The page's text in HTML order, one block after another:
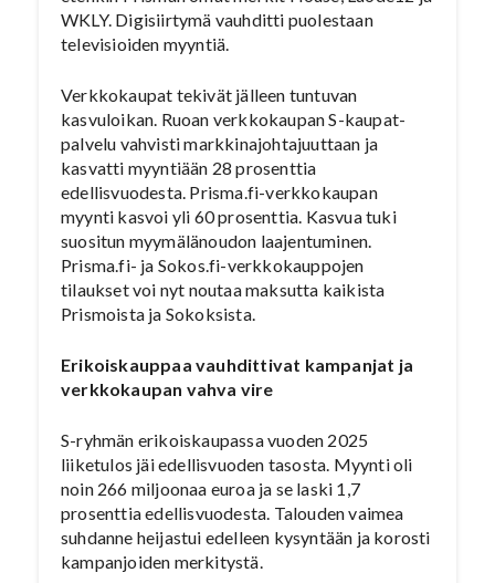
WKLY. Digisiirtymä vauhditti puolestaan
televisioiden myyntiä.
Verkkokaupat tekivät jälleen tuntuvan
kasvuloikan. Ruoan verkkokaupan S-kaupat-
palvelu vahvisti markkinajohtajuuttaan ja
kasvatti myyntiään 28 prosenttia
edellisvuodesta. Prisma.fi-verkkokaupan
myynti kasvoi yli 60 prosenttia. Kasvua tuki
suositun myymälänoudon laajentuminen.
Prisma.fi- ja Sokos.fi-verkkokauppojen
tilaukset voi nyt noutaa maksutta kaikista
Prismoista ja Sokoksista.
Erikoiskauppaa vauhdittivat kampanjat ja
verkkokaupan vahva vire
S-ryhmän erikoiskaupassa vuoden 2025
liiketulos jäi edellisvuoden tasosta. Myynti oli
noin 266 miljoonaa euroa ja se laski 1,7
prosenttia edellisvuodesta. Talouden vaimea
suhdanne heijastui edelleen kysyntään ja korosti
kampanjoiden merkitystä.